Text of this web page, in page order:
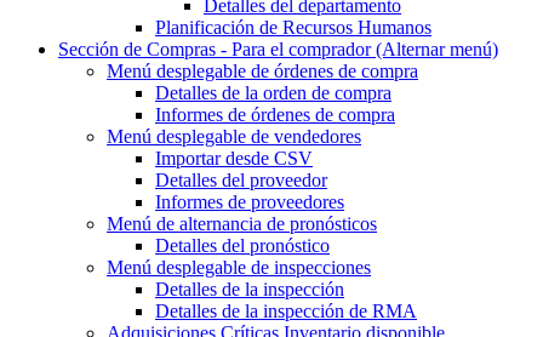
Detalles del departamento
Planificación de Recursos Humanos
Sección de Compras - Para el comprador(Alternar menú)
Menú desplegable de órdenes de compra
Detalles de la orden de compra
Informes de órdenes de compra
Menú desplegable de vendedores
Importar desde CSV
Detalles del proveedor
Informes de proveedores
Menú de alternancia de pronósticos
Detalles del pronóstico
Menú desplegable de inspecciones
Detalles de la inspección
Detalles de la inspección de RMA